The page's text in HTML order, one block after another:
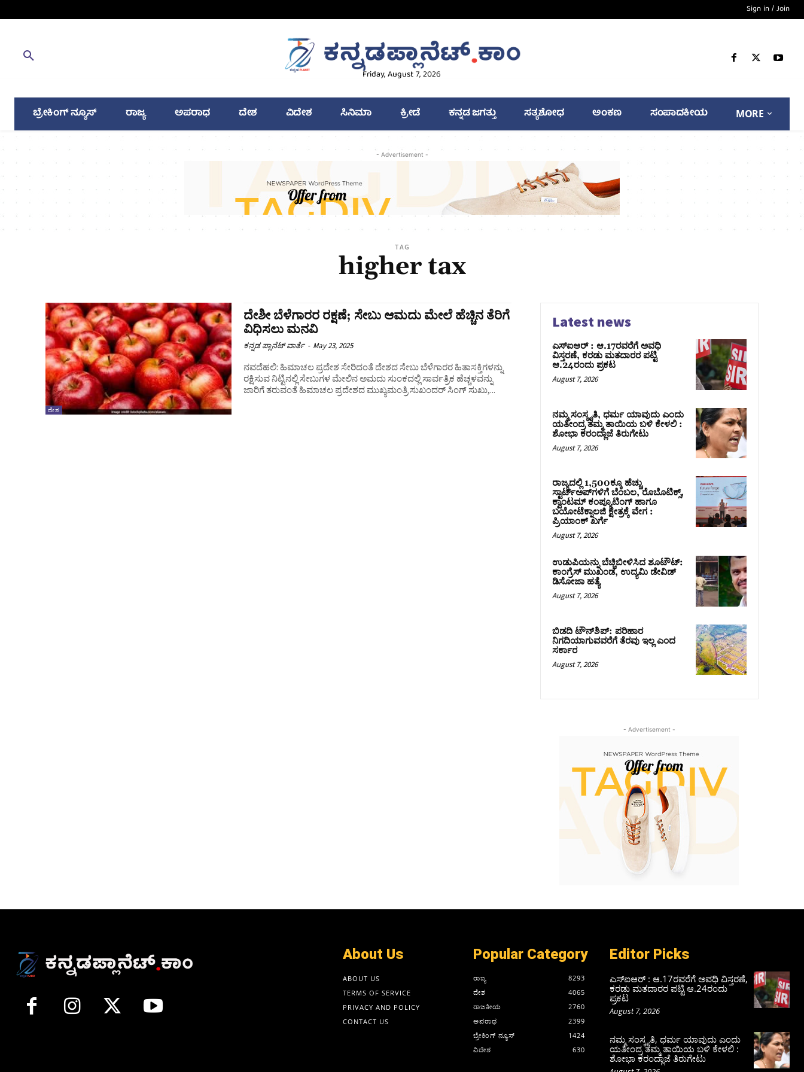
Sign in / Join
Friday, August 7, 2026
ಬ್ರೇಕಿಂಗ್ ನ್ಯೂಸ್ ರಾಜ್ಯ ಅಪರಾಧ ದೇಶ ವಿದೇಶ ಸಿನಿಮಾ ಕ್ರೀಡೆ ಕನ್ನಡ ಜಗತ್ತು ಸತ್ಯಶೋಧ ಅಂಕಣ ಸಂಪಾದಕೀಯ MORE
- Advertisement -
TAG
higher tax
ದೇಶ
ದೇಶೀ ಬೆಳೆಗಾರರ ರಕ್ಷಣೆ; ಸೇಬು ಆಮದು ಮೇಲೆ ಹೆಚ್ಚಿನ ತೆರಿಗೆ
ವಿಧಿಸಲು ಮನವಿ
ಕನ್ನಡ ಪ್ಲಾನೆಟ್ ವಾರ್ತೆ - May 23, 2025
ನವದೆಹಲಿ: ಹಿಮಾಚಲ ಪ್ರದೇಶ ಸೇರಿದಂತೆ ದೇಶದ ಸೇಬು ಬೆಳೆಗಾರರ ಹಿತಾಸಕ್ತಿಗಳನ್ನು
ರಕ್ಷಿಸುವ ನಿಟ್ಟಿನಲ್ಲಿ ಸೇಬುಗಳ ಮೇಲಿನ ಅಮದು ಸುಂಕದಲ್ಲಿ ಸಾರ್ವತ್ರಿಕ ಹೆಚ್ಚಳವನ್ನು
ಜಾರಿಗೆ ತರುವಂತೆ ಹಿಮಾಚಲ ಪ್ರದೇಶದ ಮುಖ್ಯಮಂತ್ರಿ ಸುಖಂದ‌ರ್ ಸಿಂಗ್ ಸುಖು,...
Latest news
ಎಸ್‌ಐಆರ್‌ : ಆ.17ರವರೆಗೆ ಅವಧಿ
ವಿಸ್ತರಣೆ, ಕರಡು ಮತದಾರರ ಪಟ್ಟಿ
ಆ.24ರಂದು ಪ್ರಕಟ
August 7, 2026
ನಮ್ಮ ಸಂಸ್ಕೃತಿ, ಧರ್ಮ ಯಾವುದು ಎಂದು
ಯತೀಂದ್ರ ತಮ್ಮ ತಾಯಿಯ ಬಳಿ ಕೇಳಲಿ :
ಶೋಭಾ ಕರಂದ್ಲಾಜೆ ತಿರುಗೇಟು
August 7, 2026
ರಾಜ್ಯದಲ್ಲಿ 1,500ಕ್ಕೂ ಹೆಚ್ಚು
ಸ್ಟಾರ್ಟ್‌ಅಪ್‌ಗಳಿಗೆ ಬೆಂಬಲ, ರೊಬೊಟಿಕ್ಸ್,
ಕ್ವಾಂಟಮ್ ಕಂಪ್ಯೂಟಿಂಗ್ ಹಾಗೂ
ಬಯೋಟೆಕ್ನಾಲಜಿ ಕ್ಷೇತ್ರಕ್ಕೆ ವೇಗ :
ಪ್ರಿಯಾಂಕ್‌ ಖರ್ಗೆ
August 7, 2026
ಉಡುಪಿಯನ್ನು ಬೆಚ್ಚಿಬೀಳಿಸಿದ ಶೂಟೌಟ್‌:
ಕಾಂಗ್ರೆಸ್‌ ಮುಖಂಡ, ಉದ್ಯಮಿ ಡೇವಿಡ್
ಡಿಸೋಜಾ ಹತ್ಯೆ
August 7, 2026
ಬಿಡದಿ ಟೌನ್‌ಶಿಪ್‌: ಪರಿಹಾರ
ನಿಗದಿಯಾಗುವವರೆಗೆ ತೆರವು ಇಲ್ಲ ಎಂದ
ಸರ್ಕಾರ
August 7, 2026
- Advertisement -
About Us
ABOUT US
TERMS OF SERVICE
PRIVACY AND POLICY
CONTACT US
Popular Category
ರಾಜ್ಯ
8293
ದೇಶ
4065
ರಾಜಕೀಯ
2760
ಅಪರಾಧ
2399
ಬ್ರೇಕಿಂಗ್ ನ್ಯೂಸ್
1424
ವಿದೇಶ
630
Editor Picks
ಎಸ್‌ಐಆರ್‌ : ಆ.17ರವರೆಗೆ ಅವಧಿ ವಿಸ್ತರಣೆ,
ಕರಡು ಮತದಾರರ ಪಟ್ಟಿ ಆ.24ರಂದು
ಪ್ರಕಟ
August 7, 2026
ನಮ್ಮ ಸಂಸ್ಕೃತಿ, ಧರ್ಮ ಯಾವುದು ಎಂದು
ಯತೀಂದ್ರ ತಮ್ಮ ತಾಯಿಯ ಬಳಿ ಕೇಳಲಿ :
ಶೋಭಾ ಕರಂದ್ಲಾಜೆ ತಿರುಗೇಟು